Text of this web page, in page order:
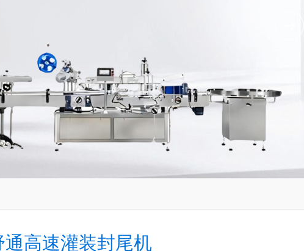
通高速灌装封尾机